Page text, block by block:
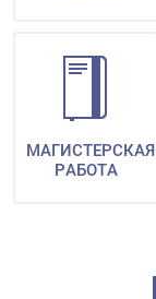
МАГИСТЕРСКАЯ
РАБОТА